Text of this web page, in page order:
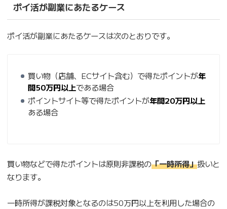
ポイ活が副業にあたるケース
ポイ活が副業にあたるケースは次のとおりです。
買い物（店舗、ECサイト含む）で得たポイントが年
間50万円以上である場合
ポイントサイト等で得たポイントが年間20万円以上
ある場合
買い物などで得たポイントは原則非課税の「一時所得」扱いと
なります。
一時所得が課税対象となるのは50万円以上を利用した場合の